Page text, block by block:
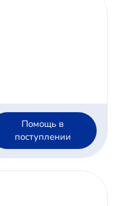
Помощь в
поступлении